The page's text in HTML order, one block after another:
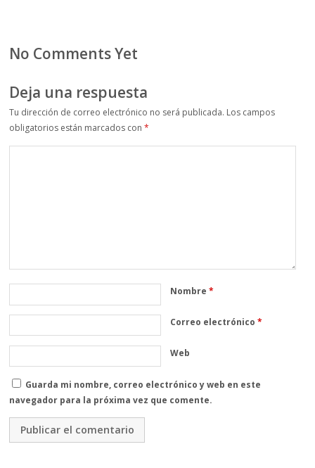
No Comments Yet
Deja una respuesta
Tu dirección de correo electrónico no será publicada. Los campos
obligatorios están marcados con*
Nombre*
Correo electrónico*
Web
Guarda mi nombre, correo electrónico y web en este
navegador para la próxima vez que comente.